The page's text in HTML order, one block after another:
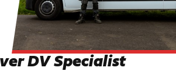
DV Specialist